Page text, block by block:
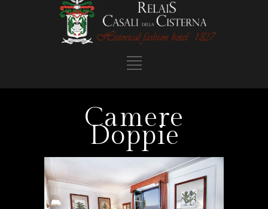
Camere
Doppie